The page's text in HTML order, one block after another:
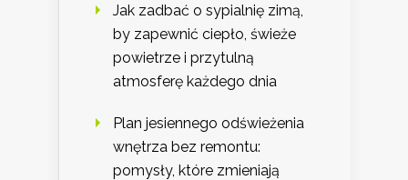
Jak zadbać o sypialnię zimą,
by zapewnić ciepło, świeże
powietrze i przytulną
atmosferę każdego dnia
Plan jesiennego odświeżenia
wnętrza bez remontu:
pomysły, które zmieniają